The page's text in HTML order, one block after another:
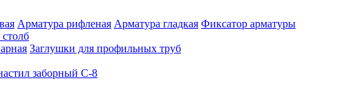
Арматура рифленая Арматура гладкая Фиксатор арматуры
Заглушки для профильных труб
заборный С-8